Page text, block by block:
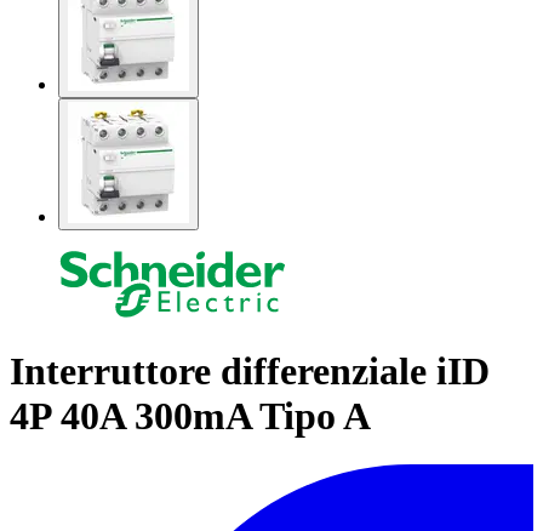
Interruttore differenziale iID
4P 40A 300mA Tipo A